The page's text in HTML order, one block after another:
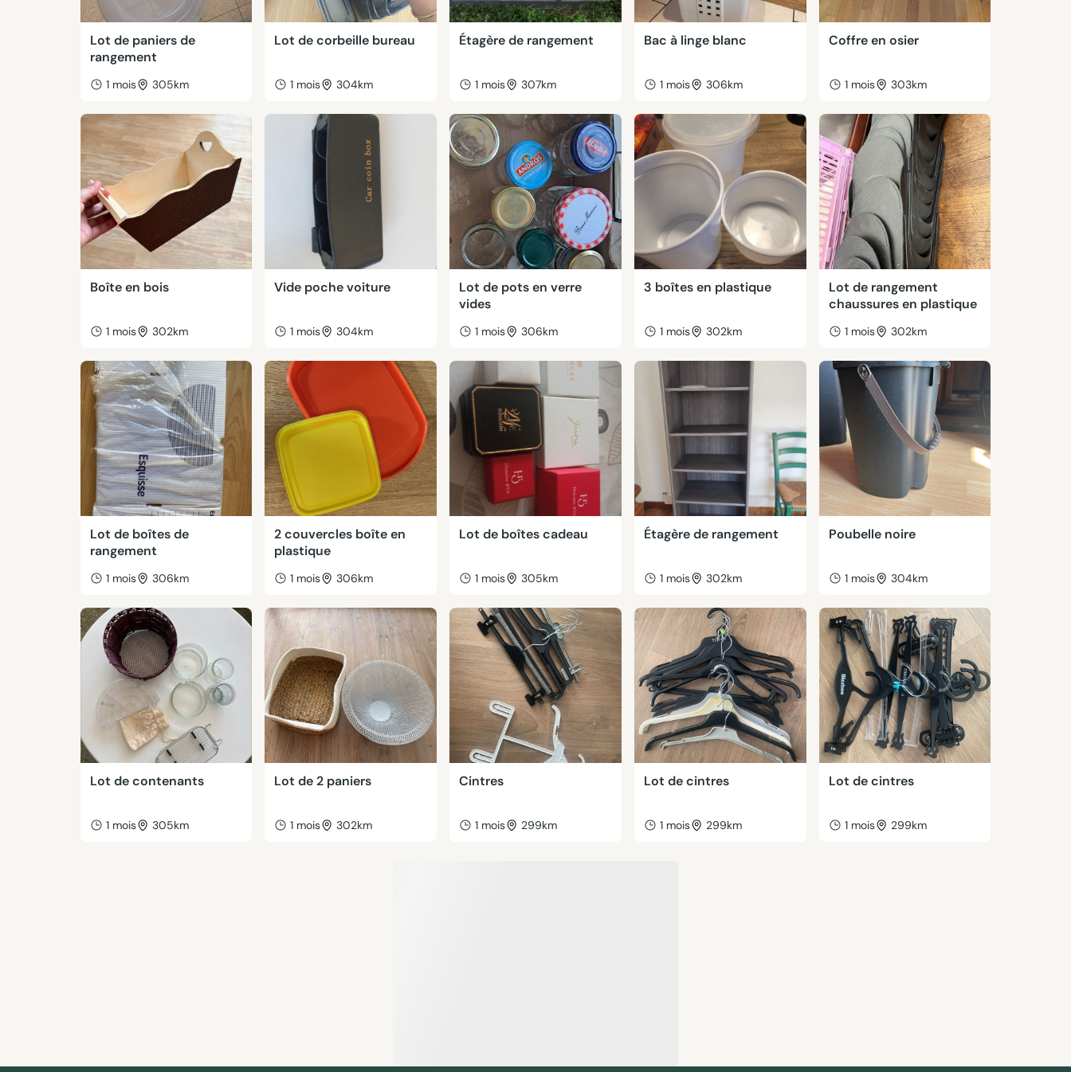
Lot de paniers de
rangement
1 mois 305km
Lot de corbeille bureau
1 mois 304km
Étagère de rangement
1 mois 307km
Bac à linge blanc
1 mois 306km
Coffre en osier
1 mois 303km
Boîte en bois
1 mois 302km
Vide poche voiture
1 mois 304km
Lot de pots en verre
vides
1 mois 306km
3 boîtes en plastique
1 mois 302km
Lot de rangement
chaussures en plastique
1 mois 302km
Lot de boîtes de
rangement
1 mois 306km
2 couvercles boîte en
plastique
1 mois 306km
Lot de boîtes cadeau
1 mois 305km
Étagère de rangement
1 mois 302km
Poubelle noire
1 mois 304km
Lot de contenants
1 mois 305km
Lot de 2 paniers
1 mois 302km
Cintres
1 mois 299km
Lot de cintres
1 mois 299km
Lot de cintres
1 mois 299km